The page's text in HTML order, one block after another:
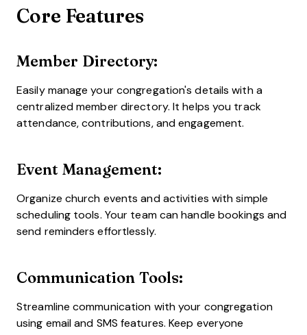
Core Features
Member Directory:
Easily manage your congregation's details with a
centralized member directory. It helps you track
attendance, contributions, and engagement.
Event Management:
Organize church events and activities with simple
scheduling tools. Your team can handle bookings and
send reminders effortlessly.
Communication Tools:
Streamline communication with your congregation
using email and SMS features. Keep everyone